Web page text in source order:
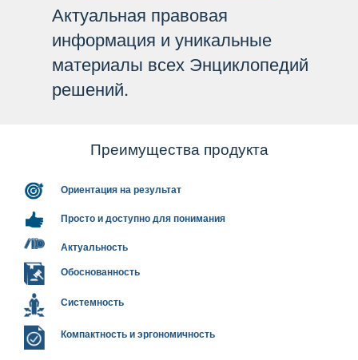
Актуальная правовая
информация и уникальные
материалы всех Энциклопедий
решений.
Преимущества продукта
Ориентация на результат
Просто и доступно для понимания
Актуальность
Обоснованность
Системность
Компактность и эргономичность